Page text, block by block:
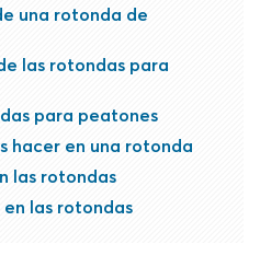
una rotonda de
las rotondas para
para peatones
hacer en una rotonda
las rotondas
las rotondas